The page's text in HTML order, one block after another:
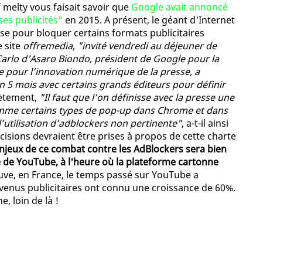
vous faisait savoir que Google avait annoncé
publicités" en 2015. A présent, le géant d'Internet
pour bloquer certains formats publicitaires
site offremedia, "invité vendredi au déjeuner de
d'Asaro Biondo, président de Google pour la
l’innovation numérique de la presse, a
5 mois avec certains grands éditeurs pour définir
"Il faut que l’on définisse avec la presse une
certains types de pop-up dans Chrome et dans
d’adblockers non pertinente", a-t-il ainsi
devraient être prises à propos de cette charte
de ce combat contre les AdBlockers sera bien
YouTube, à l'heure où la plateforme cartonne
en France, le temps passé sur YouTube a
publicitaires ont connu une croissance de 60%.
loin de là !